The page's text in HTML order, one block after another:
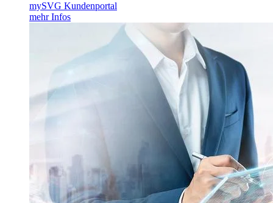
mySVG Kundenportal
mehr Infos